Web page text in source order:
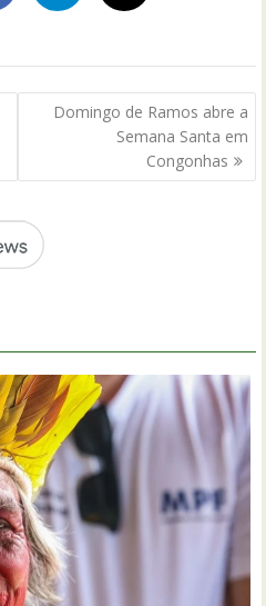
Domingo de Ramos abre a
Semana Santa em
Congonhas